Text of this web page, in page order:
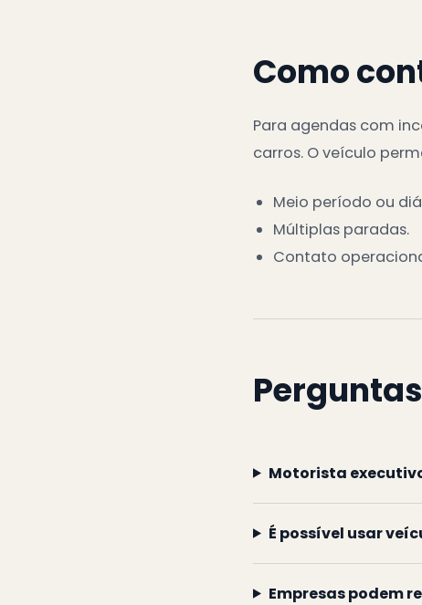
Como
Para agendas com
carros. O veículo
Meio período ou
Múltiplas paradas.
Contato
Motorista
É possível usar
Empresas podem